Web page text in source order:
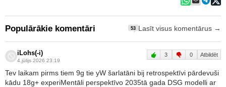
Populārākie komentāri 53 Lasīt visus komentārus →
iLohs(-i)
4.jūlijs 2026 23:19
3 0 Atbildēt
Tev laikam pirms tiem 9g tie yW šarlatāni bij retrospektīvi pārdevuši
kādu 18g+ experiMentāli perspektīvo 2035tā gada DSG modelli ar